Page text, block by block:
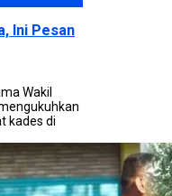
Ini Pesan
Wakil
kades di